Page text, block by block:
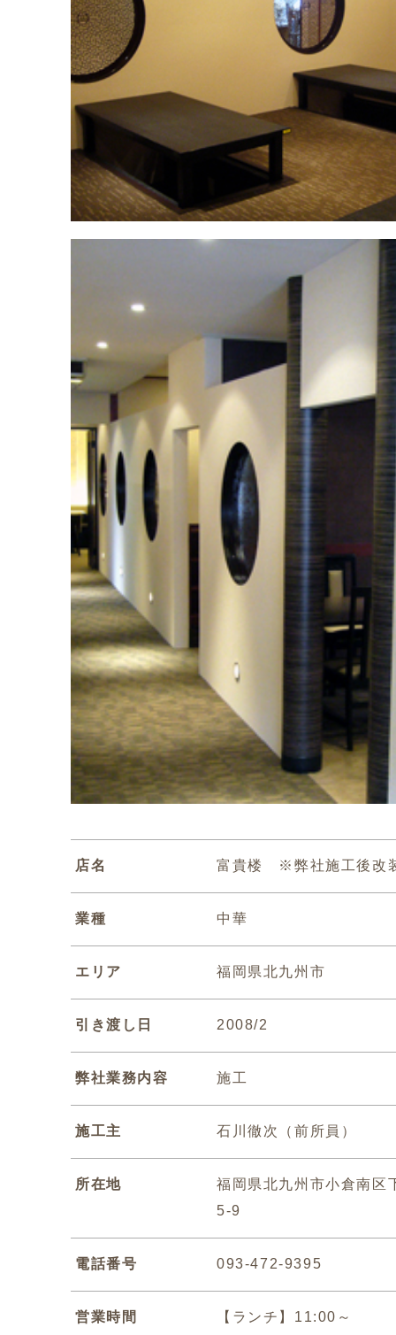
店名 富貴楼 ※弊社施工後改
業種 中華
エリア 福岡県北九州市
引き渡し日 2008/2
弊社業務内容 施工
施工主 石川徹次（前所員）
所在地
福岡県北九州市小倉南区
5-9
電話番号 093-472-9395
営業時間
【ランチ】11:00～